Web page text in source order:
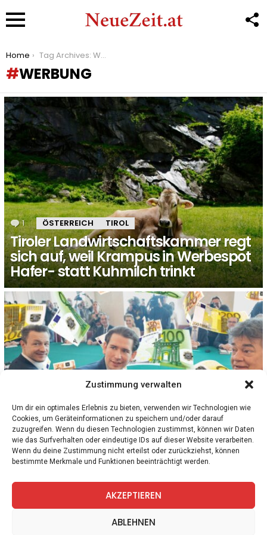
Zustimmung verwalten
Um dir ein optimales Erlebnis zu bieten, verwenden wir Technologien wie
Cookies, um Geräteinformationen zu speichern und/oder darauf
zuzugreifen. Wenn du diesen Technologien zustimmst, können wir Daten
wie das Surfverhalten oder eindeutige IDs auf dieser Website verarbeiten.
Wenn du deine Zustimmung nicht erteilst oder zurückziehst, können
bestimmte Merkmale und Funktionen beeinträchtigt werden.
AKZEPTIEREN
ABLEHNEN
You are here:
Home Tag Archives: Werbung
WERBUNG
LATEST
STORIES
1 Kommentar
ÖSTERREICH TIROL
Tiroler Landwirtschaftskammer regt
sich auf, weil Krampus in Werbespot
Hafer- statt Kuhmilch trinkt
1 Kommentar
POLITIK
„Koste es was es wolle“: 30 Millionen Euro
zusätzlich für die Selbstdarstellung der
Bundesregierung
twitter